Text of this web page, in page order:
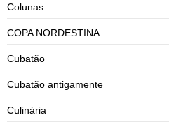
Colunas
COPA NORDESTINA
Cubatão
Cubatão antigamente
Culinária